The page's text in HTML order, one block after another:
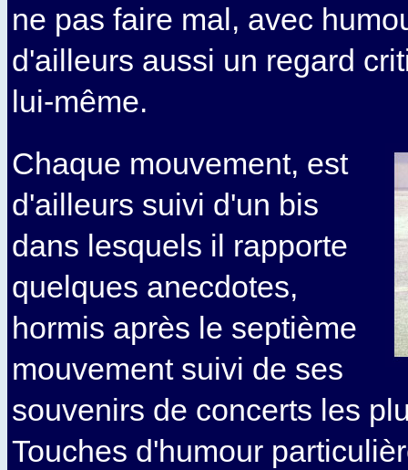
ne pas faire mal, avec
d'ailleurs aussi un regard
lui-même.
Chaque mouvement, est
d'ailleurs suivi d'un bis
dans lesquels il rapporte
quelques anecdotes,
hormis après le septième
mouvement suivi de ses
souvenirs de concerts les
Touches d'humour